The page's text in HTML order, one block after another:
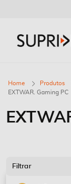
Home Produtos
EXTWAR. Gaming PC
Filtrar